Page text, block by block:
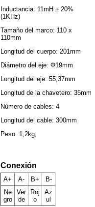
Inductancia: 11mH ± 20%
(1KHz)
Tamaño del marco: 110 x
110mm
Longitud del cuerpo: 201mm
Diámetro del eje: Φ19mm
Longitud del eje: 55,37mm
Longitud de la chavetero: 35mm
Número de cables: 4
Longitud del cable: 300mm
Peso: 1,2kg;
Conexión
A+ A- B+
B-
Ne
gro
Ver
de
Roj
o
Az
ul